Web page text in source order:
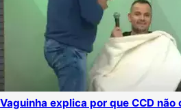
Vaguinha explica por que CCD não